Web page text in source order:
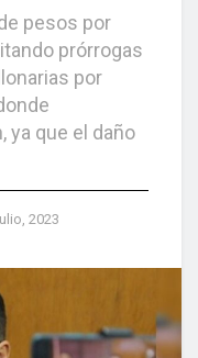
pesos por
prórrogas
por
ya que el daño
2023